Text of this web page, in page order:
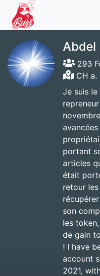
Abdel
293
CH a.
Je suis
portant
articles
était
retour
son
les
de gain
! I have
account
2021,